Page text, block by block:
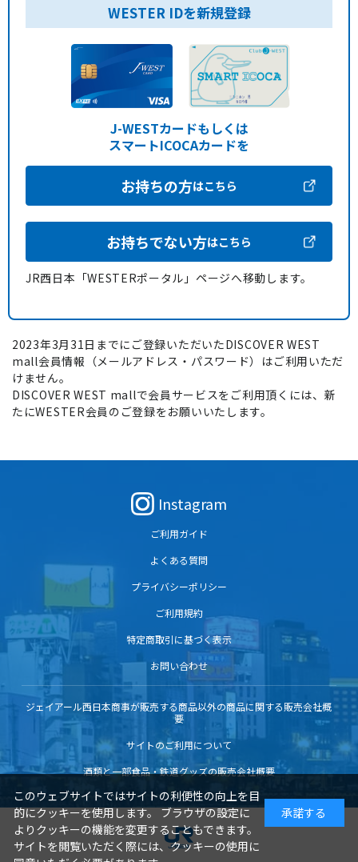
WESTER IDを新規登録
J-WESTカードもしくは
スマートICOCAカードを
お持ちの方はこちら
お持ちでない方はこちら
JR西日本「WESTERポータル」ページへ移動します。
2023年3月31日までにご登録いただいたDISCOVER WEST
mall会員情報（メールアドレス・パスワード）はご利用いただ
けません。
DISCOVER WEST mallで会員サービスをご利用頂くには、新
たにWESTER会員のご登録をお願いいたします。
Instagram
ご利用ガイド
よくある質問
プライバシーポリシー
ご利用規約
特定商取引に基づく表示
お問い合わせ
ジェイアール西日本商事が販売する商品以外の商品に関する販売会社概
要
サイトのご利用について
酒類と一部食品・鉄道グッズの販売会社概要
このウェブサイトではサイトの利便性の向上を目
的にクッキーを使用します。 ブラウザの設定に
よりクッキーの機能を変更することもできます。
サイトを閲覧いただく際には、クッキーの使用に
承諾する